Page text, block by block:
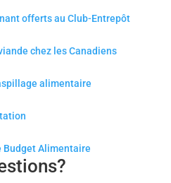
offerts au Club-­Entrepôt
chez les Canadiens
alimentaire
Budget Alimentaire